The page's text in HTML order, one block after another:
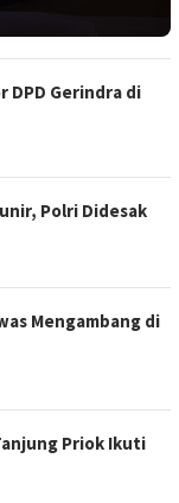
DPD Gerindra di
Polri Didesak
Mengambang di
Priok Ikuti